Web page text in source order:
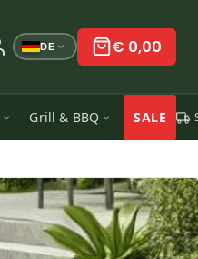
DE € 0,00
Grill & BBQ SALE